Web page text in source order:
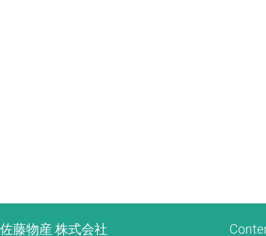
佐藤物産 株式会社